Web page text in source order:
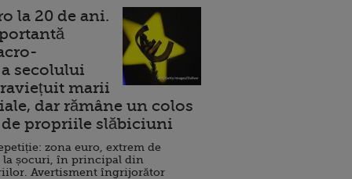
la 20 de ani.
secolului
marii
dar rămâne un colos
propriile slăbiciuni
zona euro, extrem de
la șocuri, în principal din
Avertisment îngrijorător